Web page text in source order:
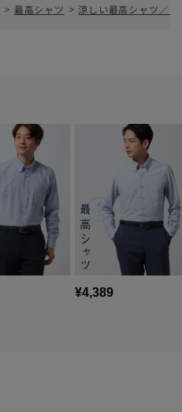
> 最高シャツ > 涼しい最高シャツ／